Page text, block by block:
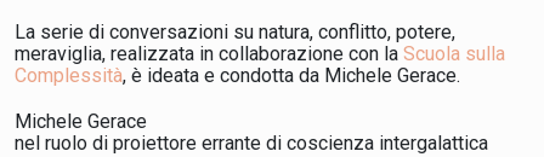
La serie di conversazioni su natura, conflitto, potere,
meraviglia, realizzata in collaborazione con la Scuola sulla
Complessità, è ideata e condotta da Michele Gerace.
Michele Gerace
nel ruolo di proiettore errante di coscienza intergalattica